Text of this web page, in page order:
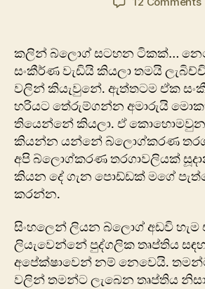
කලින් බ්ලොග් සටහන ටිකක්…
සංකීර්ණ වැඩියි කියලා තමයි
වලින් කියැවුනේ. ඇත්තටම ඒක
හරියට තේරුම්ගන්න අමාරුයි
තියෙන්නේ කියලා. ඒ
කියන්න යන්නේ බ්ලොග්කරණ
අපි බ්ලොග්කරණ තරගාවලියක්
කියන දේ ගැන පොඩ්ඩක් ම‍‍‍ගේ
කරන්න.
සිංහලෙන් ලියන බ්ලොග් අඩවි
ලියැවෙන්නේ පුද්ගලික තෘප්තිය
අපේක්ෂාවෙන් නම් නෙවෙයි. තමන්ට
වලින් තමන්ට ලැබෙන තෘප්තිය